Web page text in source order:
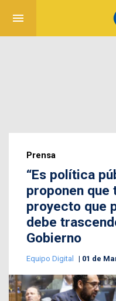
menu
Prensa
“Es política
proponen que
proyecto que
debe
Gobierno
Equipo Digital 01 de